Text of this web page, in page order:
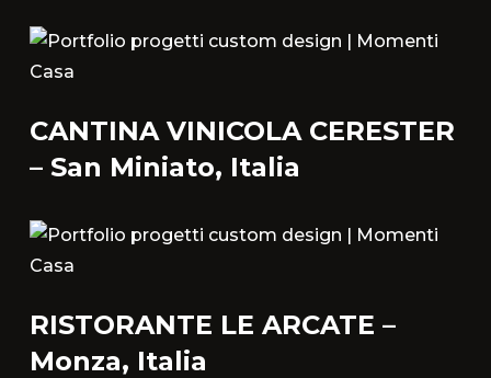
CANTINA VINICOLA CERESTER
– San Miniato, Italia
RISTORANTE LE ARCATE –
Monza, Italia